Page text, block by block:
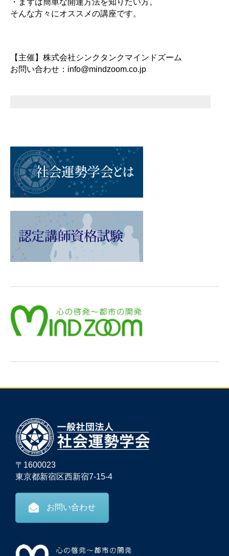
・まずは簡単な開運方法を知りたい方。
そんな方々にオススメの講座です。
【主催】株式会社シンクタンクマインドズーム
お問い合わせ：info@mindzoom.co.jp
〒1600023
東京都新宿区西新宿7-15-4
お問い合わせ